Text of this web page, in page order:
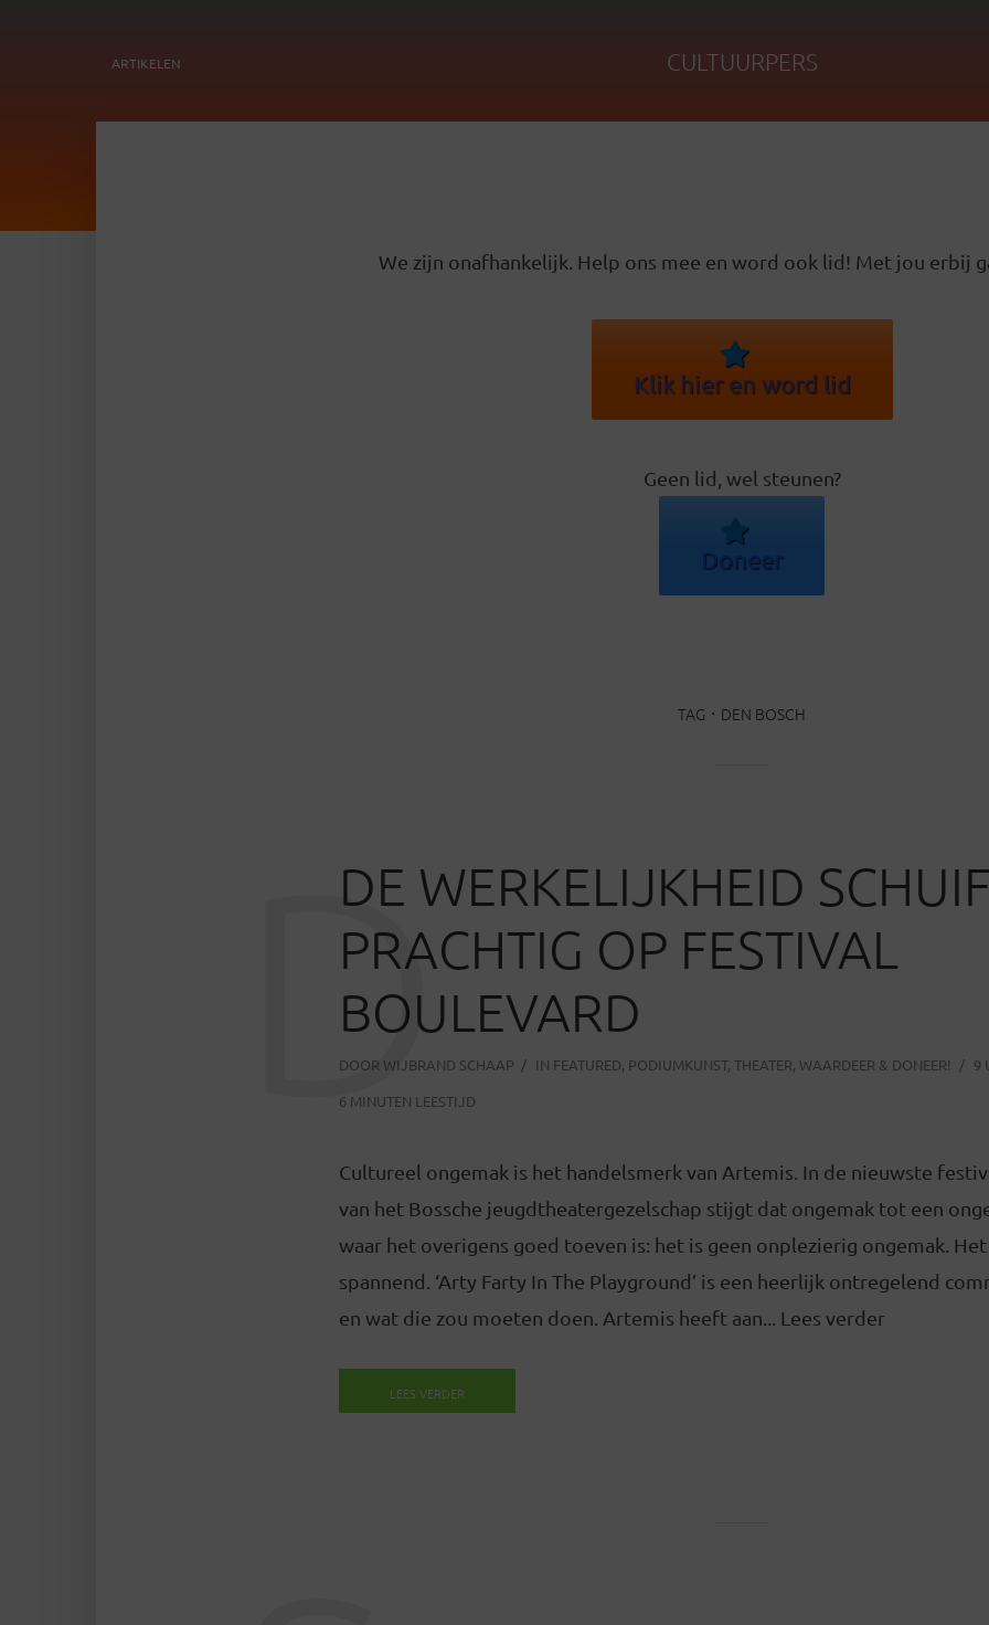
ARTIKELEN CULTUURPERS
We zijn onafhankelijk. Help ons mee en word ook lid! Met jou erbij
Klik hier en word lid
Geen lid, wel steunen?
Doneer
TAG DEN BOSCH
DE WERKELIJKHEID
PRACHTIG OP FESTIVAL
BOULEVARD
DOOR WIJBRAND SCHAAP IN FEATURED, PODIUMKUNST, THEATER, WAARDEER & DONEER!
9
6 MINUTEN LEESTIJD
D
Cultureel ongemak is het handelsmerk van Artemis. In de nieuwste
van het Bossche jeugdtheatergezelschap stijgt dat ongemak tot een
waar het overigens goed toeven is: het is geen onplezierig ongemak.
spannend. ‘Arty Farty In The Playground’ is een heerlijk ontregelend
en wat die zou moeten doen. Artemis heeft aan... Lees verder
LEES VERDER